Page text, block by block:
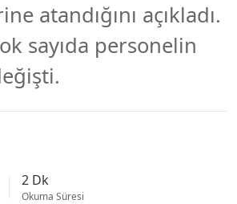
atandığını açıkladı.
sayıda personelin
2 Dk
Okuma Süresi